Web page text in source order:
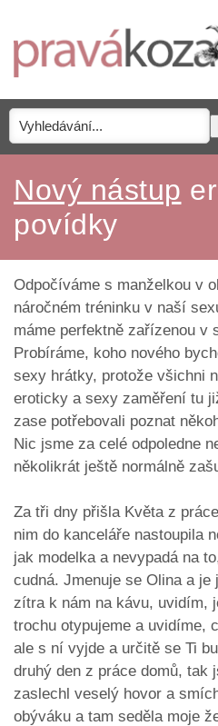
Nový nástup
povídky
Odpočíváme s manželkou v
náročném tréninku v naší
máme perfektně zařízenou v
Probíráme, koho nového
sexy hrátky, protože všichni
eroticky a sexy zaměření tu
zase potřebovali poznat
Nic jsme za celé odpoledne
několikrát ještě normálně
Za tři dny přišla Květa z
nim do kanceláře nastoupila
jak modelka a nevypadá na
cudná. Jmenuje se Olina a
zítra k nám na kávu, uvidím,
trochu otypujeme a uvidíme,
ale s ní vyjde a určitě se Ti
druhý den z práce domů, tak
zaslechl veselý hovor a
obýváku a tam seděla moje